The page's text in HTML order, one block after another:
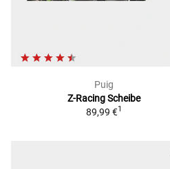
Puig
Z-Racing Scheibe
89,99 €1